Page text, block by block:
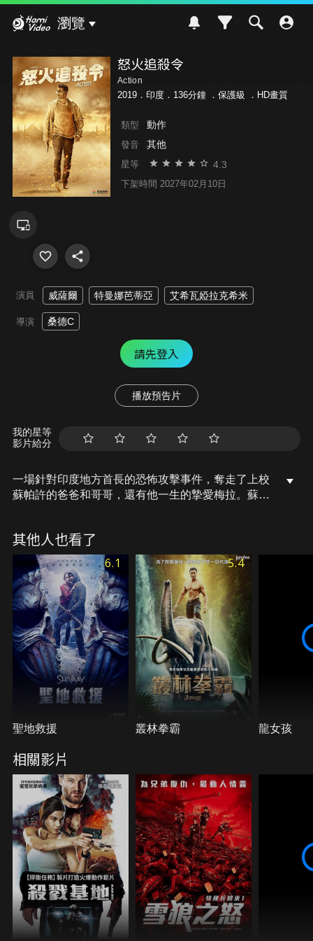
瀏覽
怒火追殺令
Action
2019．印度．136分鐘 ． 保護級 ．HD畫質
類型 動作
發音 其他
星等 4.3
下架時間 2027年02月10日
演員 威薩爾 特曼娜芭蒂亞 艾希瓦婭拉克希米
導演 桑德C
請先登入
播放預告片
我的星等
影片給分
一場針對印度地方首長的恐怖攻擊事件，奪走了上校
蘇帕許的爸爸和哥哥，還有他一生的摯愛梅拉。蘇帕
斯坦堡等據點，而他們也越來越接近這起陰謀幕後的
真相。
其他人也看了
6.1
聖地救援
5.4
叢林拳霸 龍女孩
相關影片